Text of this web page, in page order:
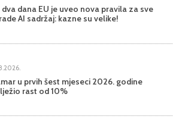
dva dana EU je uveo nova pravila za sve
AI sadržaj: kazne su velike!
u prvih šest mjeseci 2026. godine
rast od 10%